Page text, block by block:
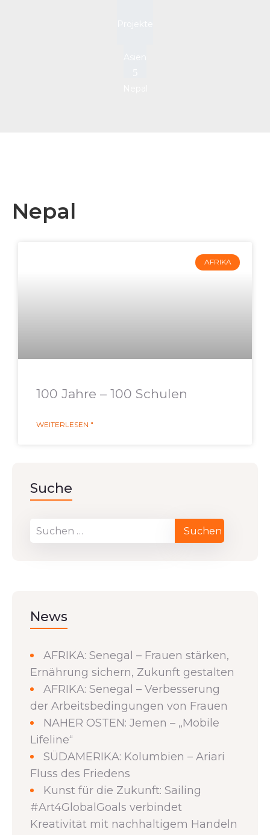
Nepal
AFRIKA
100 Jahre – 100 Schulen
WEITERLESEN "
Suche
News
AFRIKA: Senegal – Frauen stärken,
Ernährung sichern, Zukunft gestalten
AFRIKA: Senegal – Verbesserung
der Arbeitsbedingungen von Frauen
NAHER OSTEN: Jemen – „Mobile
Lifeline“
SÜDAMERIKA: Kolumbien – Ariari
Fluss des Friedens
Kunst für die Zukunft: Sailing
#Art4GlobalGoals verbindet
Kreativität mit nachhaltigem Handeln